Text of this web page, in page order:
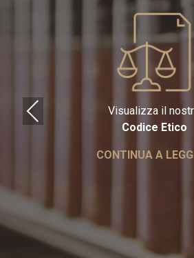
Visualizza il
Codice Etico
CONTINUA A
Previous